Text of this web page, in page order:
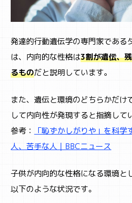
発達的行動遺伝学の専門家である
は、内向的な性格は3割が遺伝、
るものだと説明しています。
また、遺伝と環境のどちらかだけ
して内向性が発現すると指摘して
参考：
「恥ずかしがりや」を科
人、苦手な人｜BBCニュース
子供が内向的な性格になる環境と
以下のような状況です。